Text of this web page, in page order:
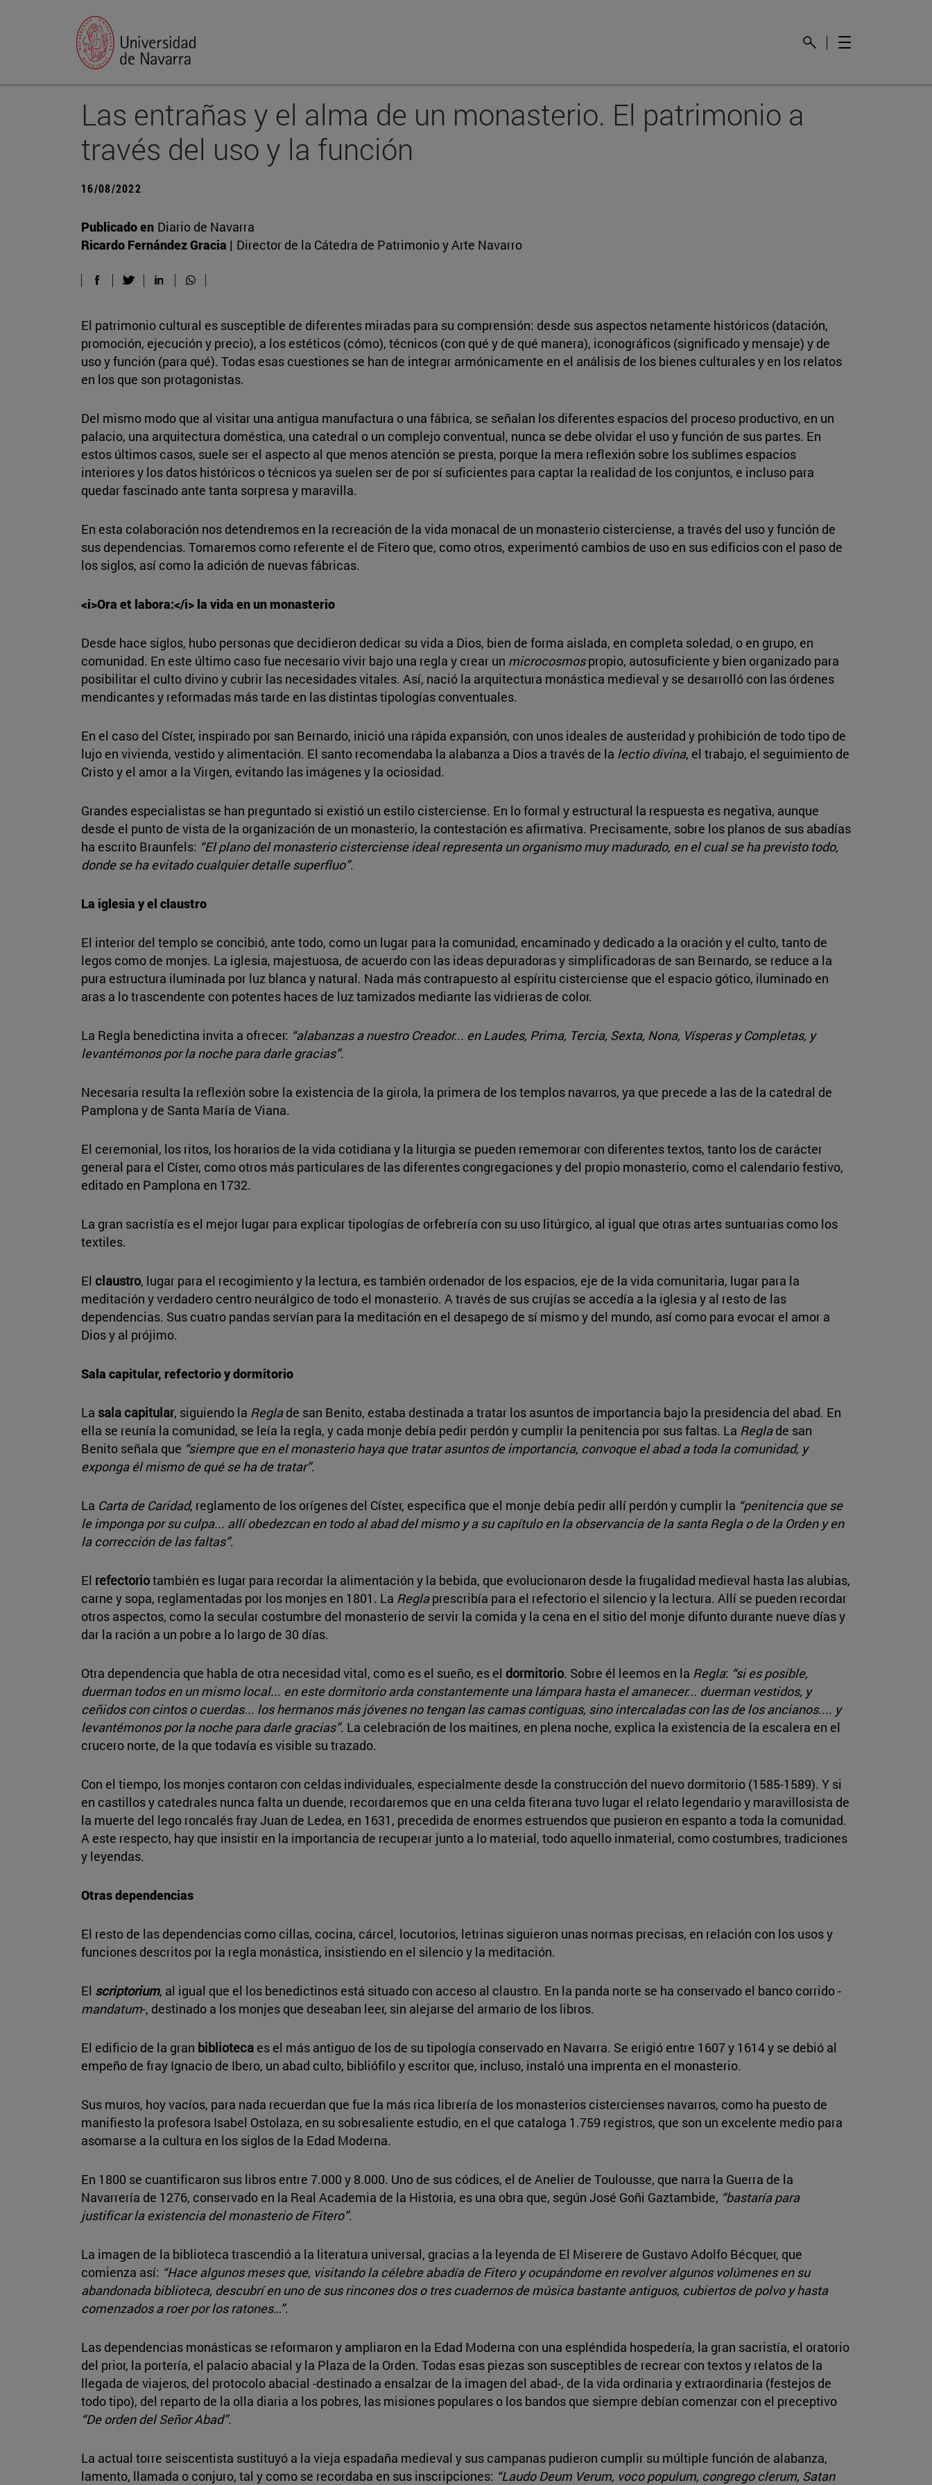
Las entrañas y el alma de un monasterio. El patrimonio a
través del uso y la función
16/08/2022
Publicado en Diario de Navarra
Ricardo Fernández Gracia | Director de la Cátedra de Patrimonio y Arte Navarro
El patrimonio cultural es susceptible de diferentes miradas para su comprensión: desde sus aspectos netamente históricos (datación,
promoción, ejecución y precio), a los estéticos (cómo), técnicos (con qué y de qué manera), iconográficos (significado y mensaje) y de
uso y función (para qué). Todas esas cuestiones se han de integrar armónicamente en el análisis de los bienes culturales y en los relatos
en los que son protagonistas.
Del mismo modo que al visitar una antigua manufactura o una fábrica, se señalan los diferentes espacios del proceso productivo, en un
palacio, una arquitectura doméstica, una catedral o un complejo conventual, nunca se debe olvidar el uso y función de sus partes. En
estos últimos casos, suele ser el aspecto al que menos atención se presta, porque la mera reflexión sobre los sublimes espacios
interiores y los datos históricos o técnicos ya suelen ser de por sí suficientes para captar la realidad de los conjuntos, e incluso para
quedar fascinado ante tanta sorpresa y maravilla.
En esta colaboración nos detendremos en la recreación de la vida monacal de un monasterio cisterciense, a través del uso y función de
sus dependencias. Tomaremos como referente el de Fitero que, como otros, experimentó cambios de uso en sus edificios con el paso de
los siglos, así como la adición de nuevas fábricas.
<i>Ora et labora:</i> la vida en un monasterio
Desde hace siglos, hubo personas que decidieron dedicar su vida a Dios, bien de forma aislada, en completa soledad, o en grupo, en
comunidad. En este último caso fue necesario vivir bajo una regla y crear un microcosmospropio, autosuficiente y bien organizado para
posibilitar el culto divino y cubrir las necesidades vitales. Así, nació la arquitectura monástica medieval y se desarrolló con las órdenes
mendicantes y reformadas más tarde en las distintas tipologías conventuales.
En el caso del Císter, inspirado por san Bernardo, inició una rápida expansión, con unos ideales de austeridad y prohibición de todo tipo de
lujo en vivienda, vestido y alimentación. El santo recomendaba la alabanza a Dios a través de la lectio divina, el trabajo, el seguimiento de
Cristo y el amor a la Virgen, evitando las imágenes y la ociosidad.
Grandes especialistas se han preguntado si existió un estilo cisterciense. En lo formal y estructural la respuesta es negativa, aunque
desde el punto de vista de la organización de un monasterio, la contestación es afirmativa. Precisamente, sobre los planos de sus abadías
ha escrito Braunfels: “El plano del monasterio cisterciense ideal representa un organismo muy madurado, en el cual se ha previsto todo,
donde se ha evitado cualquier detalle superfluo”.
La iglesia y el claustro
El interior del templo se concibió, ante todo, como un lugar para la comunidad, encaminado y dedicado a la oración y el culto, tanto de
legos como de monjes. La iglesia, majestuosa, de acuerdo con las ideas depuradoras y simplificadoras de san Bernardo, se reduce a la
pura estructura iluminada por luz blanca y natural. Nada más contrapuesto al espíritu cisterciense que el espacio gótico, iluminado en
aras a lo trascendente con potentes haces de luz tamizados mediante las vidrieras de color.
La Regla benedictina invita a ofrecer: “alabanzas a nuestro Creador... en Laudes, Prima, Tercia, Sexta, Nona, Vísperas y Completas, y
levantémonos por la noche para darle gracias”.
Necesaria resulta la reflexión sobre la existencia de la girola, la primera de los templos navarros, ya que precede a las de la catedral de
Pamplona y de Santa María de Viana.
El ceremonial, los ritos, los horarios de la vida cotidiana y la liturgia se pueden rememorar con diferentes textos, tanto los de carácter
general para el Císter, como otros más particulares de las diferentes congregaciones y del propio monasterio, como el calendario festivo,
editado en Pamplona en 1732.
La gran sacristía es el mejor lugar para explicar tipologías de orfebrería con su uso litúrgico, al igual que otras artes suntuarias como los
textiles.
El claustro, lugar para el recogimiento y la lectura, es también ordenador de los espacios, eje de la vida comunitaria, lugar para la
meditación y verdadero centro neurálgico de todo el monasterio. A través de sus crujías se accedía a la iglesia y al resto de las
dependencias. Sus cuatro pandas servían para la meditación en el desapego de sí mismo y del mundo, así como para evocar el amor a
Dios y al prójimo.
Sala capitular, refectorio y dormitorio
La sala capitular, siguiendo la Reglade san Benito, estaba destinada a tratar los asuntos de importancia bajo la presidencia del abad. En
ella se reunía la comunidad, se leía la regla, y cada monje debía pedir perdón y cumplir la penitencia por sus faltas. La Reglade san
Benito señala que “siempre que en el monasterio haya que tratar asuntos de importancia, convoque el abad a toda la comunidad, y
exponga él mismo de qué se ha de tratar”.
La Carta de Caridad, reglamento de los orígenes del Císter, especifica que el monje debía pedir allí perdón y cumplir la “penitencia que se
le imponga por su culpa... allí obedezcan en todo al abad del mismo y a su capítulo en la observancia de la santa Regla o de la Orden y en
la corrección de las faltas”.
El refectoriotambién es lugar para recordar la alimentación y la bebida, que evolucionaron desde la frugalidad medieval hasta las alubias,
carne y sopa, reglamentadas por los monjes en 1801. La Reglaprescribía para el refectorio el silencio y la lectura. Allí se pueden recordar
otros aspectos, como la secular costumbre del monasterio de servir la comida y la cena en el sitio del monje difunto durante nueve días y
dar la ración a un pobre a lo largo de 30 días.
Otra dependencia que habla de otra necesidad vital, como es el sueño, es el dormitorio. Sobre él leemos en la Regla: “si es posible,
duerman todos en un mismo local... en este dormitorio arda constantemente una lámpara hasta el amanecer... duerman vestidos, y
ceñidos con cintos o cuerdas... los hermanos más jóvenes no tengan las camas contiguas, sino intercaladas con las de los ancianos.... y
levantémonos por la noche para darle gracias”. La celebración de los maitines, en plena noche, explica la existencia de la escalera en el
crucero norte, de la que todavía es visible su trazado.
Con el tiempo, los monjes contaron con celdas individuales, especialmente desde la construcción del nuevo dormitorio (1585-1589). Y si
en castillos y catedrales nunca falta un duende, recordaremos que en una celda fiterana tuvo lugar el relato legendario y maravillosista de
la muerte del lego roncalés fray Juan de Ledea, en 1631, precedida de enormes estruendos que pusieron en espanto a toda la comunidad.
A este respecto, hay que insistir en la importancia de recuperar junto a lo material, todo aquello inmaterial, como costumbres, tradiciones
y leyendas.
Otras dependencias
El resto de las dependencias como cillas, cocina, cárcel, locutorios, letrinas siguieron unas normas precisas, en relación con los usos y
funciones descritos por la regla monástica, insistiendo en el silencio y la meditación.
El scriptorium, al igual que el los benedictinos está situado con acceso al claustro. En la panda norte se ha conservado el banco corrido -
mandatum-, destinado a los monjes que deseaban leer, sin alejarse del armario de los libros.
El edificio de la gran biblioteca es el más antiguo de los de su tipología conservado en Navarra. Se erigió entre 1607 y 1614 y se debió al
empeño de fray Ignacio de Ibero, un abad culto, bibliófilo y escritor que, incluso, instaló una imprenta en el monasterio.
Sus muros, hoy vacíos, para nada recuerdan que fue la más rica librería de los monasterios cistercienses navarros, como ha puesto de
manifiesto la profesora Isabel Ostolaza, en su sobresaliente estudio, en el que cataloga 1.759 registros, que son un excelente medio para
asomarse a la cultura en los siglos de la Edad Moderna.
En 1800 se cuantificaron sus libros entre 7.000 y 8.000. Uno de sus códices, el de Anelier de Toulousse, que narra la Guerra de la
Navarrería de 1276, conservado en la Real Academia de la Historia, es una obra que, según José Goñi Gaztambide, “bastaría para
justificar la existencia del monasterio de Fitero”.
La imagen de la biblioteca trascendió a la literatura universal, gracias a la leyenda de El Miserere de Gustavo Adolfo Bécquer, que
comienza así: “Hace algunos meses que, visitando la célebre abadía de Fitero y ocupándome en revolver algunos volúmenes en su
abandonada biblioteca, descubrí en uno de sus rincones dos o tres cuadernos de música bastante antiguos, cubiertos de polvo y hasta
comenzados a roer por los ratones…”.
Las dependencias monásticas se reformaron y ampliaron en la Edad Moderna con una espléndida hospedería, la gran sacristía, el oratorio
del prior, la portería, el palacio abacial y la Plaza de la Orden. Todas esas piezas son susceptibles de recrear con textos y relatos de la
llegada de viajeros, del protocolo abacial -destinado a ensalzar de la imagen del abad-, de la vida ordinaria y extraordinaria (festejos de
todo tipo), del reparto de la olla diaria a los pobres, las misiones populares o los bandos que siempre debían comenzar con el preceptivo
“De orden del Señor Abad”.
La actual torre seiscentista sustituyó a la vieja espadaña medieval y sus campanas pudieron cumplir su múltiple función de alabanza,
lamento, llamada o conjuro, tal y como se recordaba en sus inscripciones: “Laudo Deum Verum, voco populum, congrego clerum, Satan